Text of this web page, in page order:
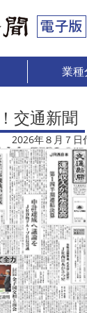
業種
交通新聞
2026年８月７日